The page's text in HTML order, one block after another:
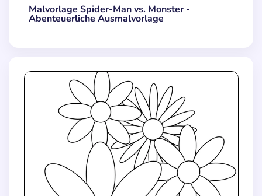
Malvorlage Spider-Man vs. Monster -
Abenteuerliche Ausmalvorlage